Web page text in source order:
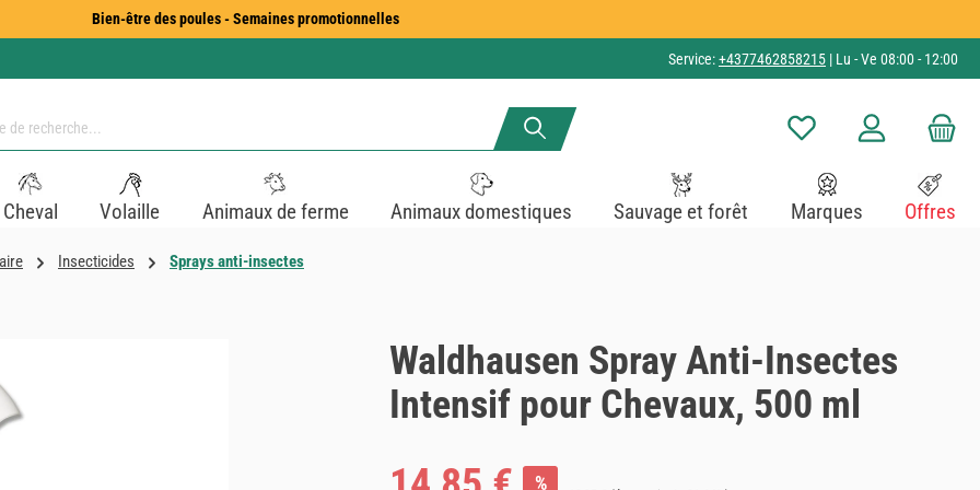
Bien-être des poules - Semaines promotionnelles
Service:+4377462858215 | Lu - Ve 08:00 - 12:00
Vous avez 0 articles dans
Cheval Volaille Animaux de ferme Animaux domestiques Sauvage et forêt Marques Offres
Insecticides Sprays anti-insectes
Waldhausen Spray Anti-Insectes
Intensif pour Chevaux, 500 ml
Prix de vente :
%